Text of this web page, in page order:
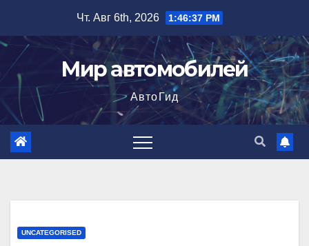
содержимому
Чт. Авг 6th, 2026 1:46:38 PM
Мир автомобилей
АвтоГид
UNCATEGORISED